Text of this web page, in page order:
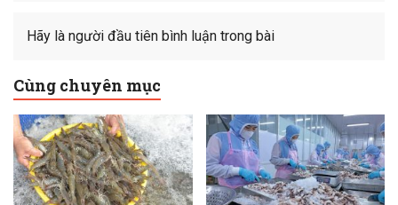
Hãy là người đầu tiên bình luận trong bài
Cùng chuyên mục